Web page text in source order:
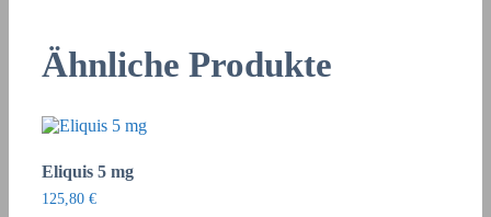
Ähnliche Produkte
Eliquis 5 mg
125,80 €